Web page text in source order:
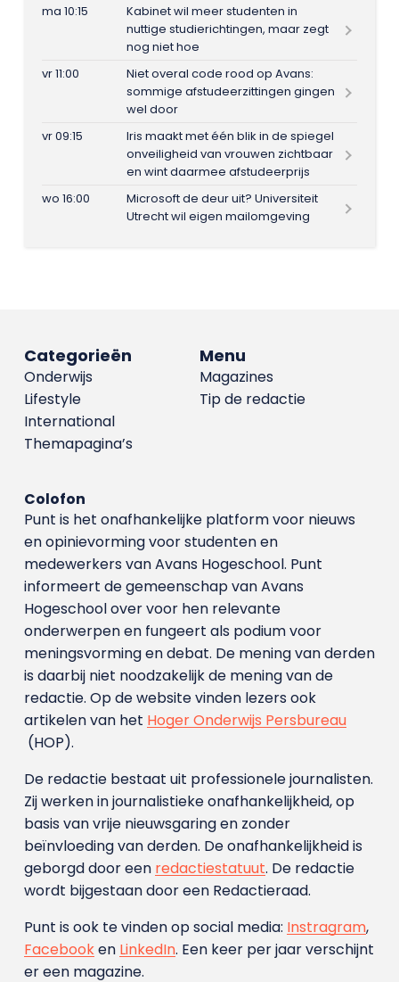
ma 10:15
Kabinet wil meer studenten in
nuttige studierichtingen, maar zegt
nog niet hoe
vr 11:00
Niet overal code rood op Avans:
sommige afstudeerzittingen gingen
wel door
vr 09:15
Iris maakt met één blik in de spiegel
onveiligheid van vrouwen zichtbaar
en wint daarmee afstudeerprijs
wo 16:00
Microsoft de deur uit? Universiteit
Utrecht wil eigen mailomgeving
Menu
Magazines
Tip de redactie
Categorieën
Onderwijs
Lifestyle
International
Themapagina’s
Colofon
Punt is het onafhankelijke platform voor nieuws
en opinievorming voor studenten en
medewerkers van Avans Hoge­school. Punt
informeert de gemeenschap van Avans
Hogeschool over voor hen relevante
onderwerpen en fungeert als podium voor
meningsvorming en debat. De mening van derden
is daarbij niet noodzakelijk de mening van de
redactie. Op de website vinden lezers ook
artikelen van het Hoger Onderwijs Persbureau
(HOP).
De redactie bestaat uit professionele journalisten.
Zij werken in journalistieke onafhankelijkheid, op
basis van vrije nieuwsgaring en zonder
beïnvloeding van derden. De onafhankelijkheid is
geborgd door een redactiestatuut. De redactie
wordt bijgestaan door een Redactieraad.
Punt is ook te vinden op social media: Instragram,
Facebooken LinkedIn. Een keer per jaar verschijnt
er een magazine.